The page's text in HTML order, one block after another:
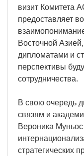
визит Комитета
предоставляет
Восточной
дипломатами и
перспективы
сотрудничества.
В свою очередь
связям и
Вероника
стратегических